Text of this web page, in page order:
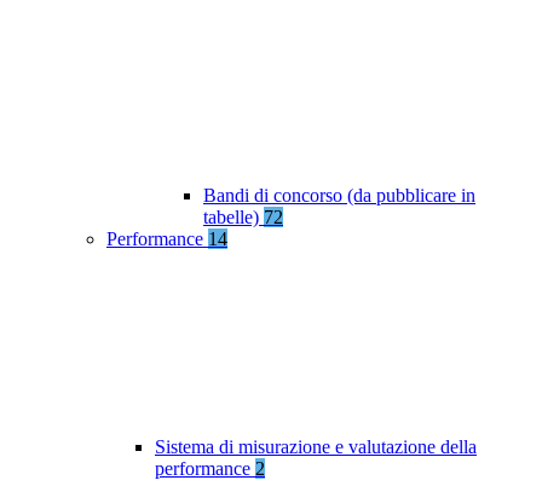
Bandi di concorso (da pubblicare in
tabelle) 72
Performance 14
Sistema di misurazione e valutazione della
performance 2